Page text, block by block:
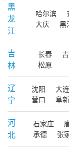
黑
龙
江
哈尔滨
大庆
黑
吉
林
长春
松原
辽
宁
沈阳 大连
营口
阜新
河
北
石家庄
承德
张